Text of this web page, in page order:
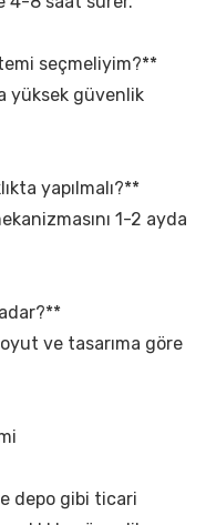
seçmeliyim?**
yüksek güvenlik
yapılmalı?**
1-2 ayda
ve tasarıma göre
depo gibi ticari